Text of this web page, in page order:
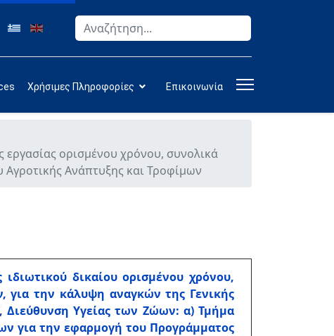
Αναζήτηση
Χρήσιμες Πληροφορίες Επικοινωνία
ορισμένου χρόνου, συνολικά
Αγροτικής Ανάπτυξης και Τροφίμων
δικαίου ορισμένου χρόνου,
για την κάλυψη αναγκών της Γενικής
Διεύθυνση Υγείας των Ζώων: α) Τμήμα
για την εφαρμογή του Προγράμματος